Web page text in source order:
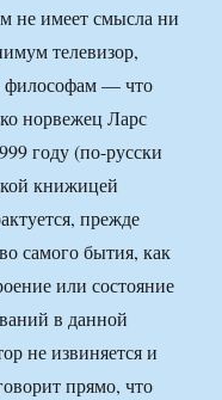
не имеет смысла ни
телевизор,
философам — что
норвежец Ларс
году (по-русски
книжицей
прежде
самого бытия, как
или состояние
в данной
не извиняется и
прямо, что